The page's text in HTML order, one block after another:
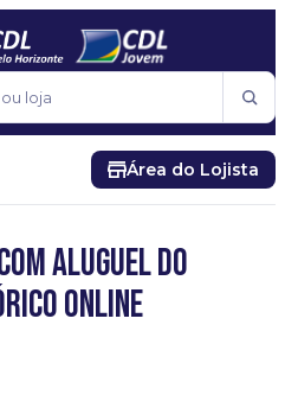
Área do Lojista
aluguel do
Online